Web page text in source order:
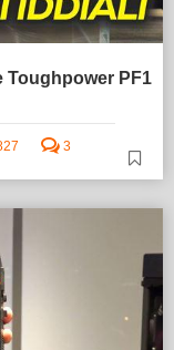
Toughpower PF1
3